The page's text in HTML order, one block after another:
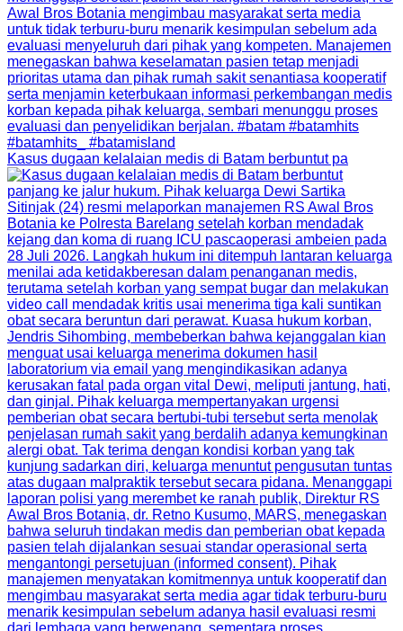
Kasus dugaan kelalaian medis di Batam berbuntut pa